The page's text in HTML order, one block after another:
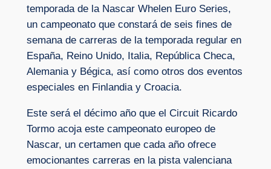
temporada de la Nascar Whelen Euro Series,
un campeonato que constará de seis fines de
semana de carreras de la temporada regular en
España, Reino Unido, Italia, República Checa,
Alemania y Bégica, así como otros dos eventos
especiales en Finlandia y Croacia.
Este será el décimo año que el Circuit Ricardo
Tormo acoja este campeonato europeo de
Nascar, un certamen que cada año ofrece
emocionantes carreras en la pista valenciana